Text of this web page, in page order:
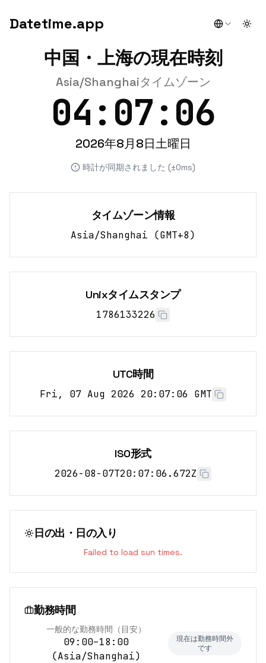
Datetime.app
中国・上海の現在時刻
Asia/Shanghaiタイムゾーン
04:07:06
2026年8月8日土曜日
時計が同期されました (±0ms)
タイムゾーン情報
Asia/Shanghai (GMT+8)
Unixタイムスタンプ
1786133226
UTC時間
Fri, 07 Aug 2026 20:07:06 GMT
ISO形式
2026-08-07T20:07:06.672Z
日の出・日の入り
Failed to load sun times.
勤務時間
一般的な勤務時間（目安）
09:00–18:00
(Asia/Shanghai)
現在は勤務時間外
です